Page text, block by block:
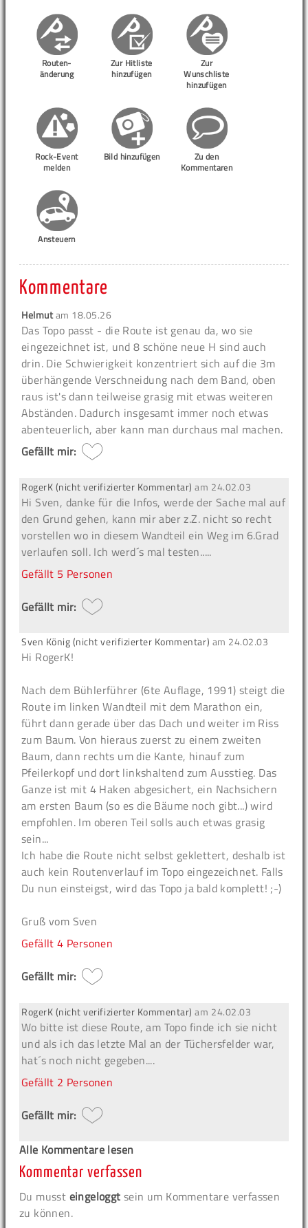
Routen-
änderung
Zur Hitliste
hinzufügen
Zur
Wunschliste
hinzufügen
Rock-Event
melden
Bild hinzufügen
Zu den
Kommentaren
Ansteuern
Kommentare
Helmutam 18.05.26
Das Topo passt - die Route ist genau da, wo sie
eingezeichnet ist, und 8 schöne neue H sind auch
drin. Die Schwierigkeit konzentriert sich auf die 3m
überhängende Verschneidung nach dem Band, oben
raus ist's dann teilweise grasig mit etwas weiteren
Abständen. Dadurch insgesamt immer noch etwas
abenteuerlich, aber kann man durchaus mal machen.
Gefällt mir:
RogerK (nicht verifizierter Kommentar) am 24.02.03
Hi Sven, danke für die Infos, werde der Sache mal auf
den Grund gehen, kann mir aber z.Z. nicht so recht
vorstellen wo in diesem Wandteil ein Weg im 6.Grad
verlaufen soll. Ich werd´s mal testen.....
Gefällt 5 Personen
Gefällt mir:
Sven König (nicht verifizierter Kommentar) am 24.02.03
Hi RogerK!
Nach dem Bühlerführer (6te Auflage, 1991) steigt die
Route im linken Wandteil mit dem Marathon ein,
führt dann gerade über das Dach und weiter im Riss
zum Baum. Von hieraus zuerst zu einem zweiten
Baum, dann rechts um die Kante, hinauf zum
Pfeilerkopf und dort linkshaltend zum Ausstieg. Das
Ganze ist mit 4 Haken abgesichert, ein Nachsichern
am ersten Baum (so es die Bäume noch gibt...) wird
empfohlen. Im oberen Teil solls auch etwas grasig
sein...
Ich habe die Route nicht selbst geklettert, deshalb ist
auch kein Routenverlauf im Topo eingezeichnet. Falls
Du nun einsteigst, wird das Topo ja bald komplett! ;-)
Gruß vom Sven
Gefällt4 Personen
Gefällt mir:
RogerK (nicht verifizierter Kommentar) am 24.02.03
Wo bitte ist diese Route, am Topo finde ich sie nicht
und als ich das letzte Mal an der Tüchersfelder war,
hat´s noch nicht gegeben....
Gefällt 2 Personen
Gefällt mir:
Alle Kommentare lesen
Kommentar verfassen
Du musst eingeloggt sein um Kommentare verfassen
zu können.